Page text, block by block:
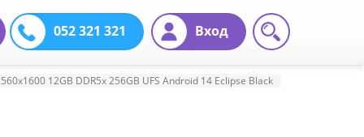
Вход
052 321 321
12GB DDR5x 256GB UFS Android 14 Eclipse Black